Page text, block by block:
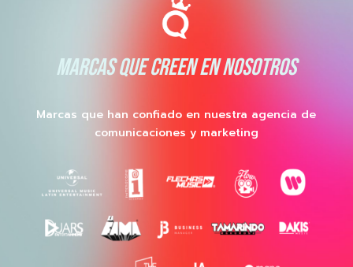
MARCAS QUE CREEN EN NOSOTROS
Marcas que han confiado en nuestra agencia de
comunicaciones y marketing